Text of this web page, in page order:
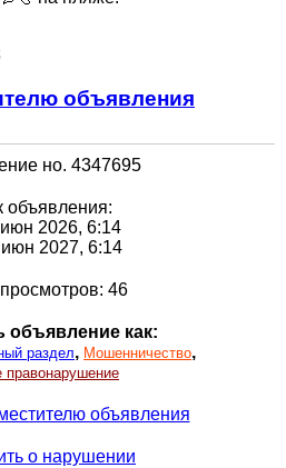
объявления
но. 4347695
объявления:
2026, 6:14
2027, 6:14
46
объявление как:
раздел, Мошенничество,
правонарушение
объявления
о нарушении